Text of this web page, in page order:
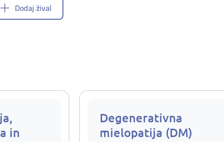
Dodaj žival
in
Degenerativna
mielopatija (DM)